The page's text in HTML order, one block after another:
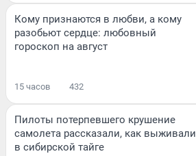
Кому признаются в любви, а кому
разобьют сердце: любовный
гороскоп на август
15 часов 432
Пилоты потерпевшего крушение
самолета рассказали, как выживали
в сибирской тайге